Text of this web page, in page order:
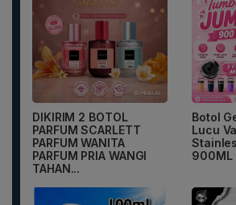
DIKIRIM 2 BOTOL
PARFUM SCARLETT
PARFUM WANITA
PARFUM PRIA WANGI
TAHAN...
Botol
Lucu
900ML